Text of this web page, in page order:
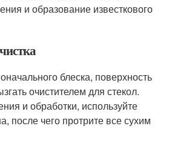
и образование известкового
блеска, поверхность
очистителем для стекол.
и обработки, используйте
после чего протрите все сухим